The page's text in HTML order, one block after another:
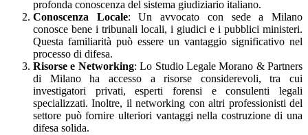
profonda conoscenza del sistema giudiziario italiano.
Conoscenza Locale: Un avvocato con sede a Milano
conosce bene i tribunali locali, i giudici e i pubblici ministeri.
Questa familiarità può essere un vantaggio significativo nel
processo di difesa.
Risorse e Networking: Lo Studio Legale Morano & Partners
di Milano ha accesso a risorse considerevoli, tra cui
investigatori privati, esperti forensi e consulenti legali
specializzati. Inoltre, il networking con altri professionisti del
settore può fornire ulteriori vantaggi nella costruzione di una
difesa solida.